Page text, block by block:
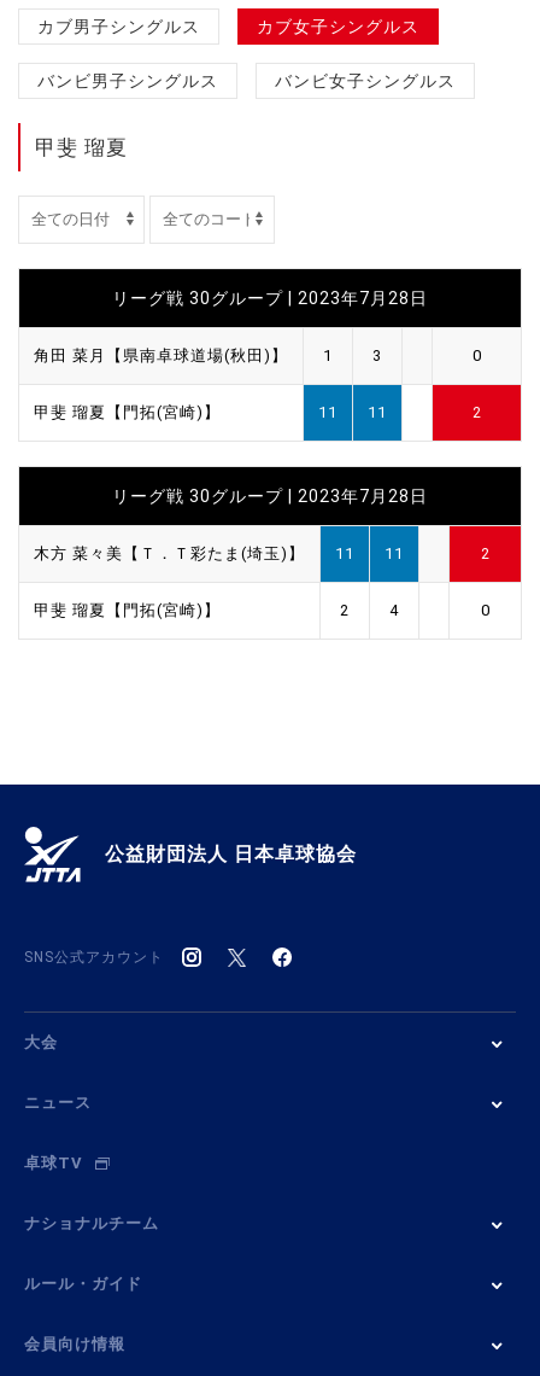
カブ男子シングルス カブ女子シングルス
バンビ男子シングルス バンビ女子シングルス
甲斐 瑠夏
リーグ戦 30グループ | 2023年7月28日
角田 菜月【県南卓球道場(秋田)】 1 3 0
甲斐 瑠夏【門拓(宮崎)】 11 11 2
リーグ戦 30グループ | 2023年7月28日
木方 菜々美【Ｔ．Ｔ彩たま(埼玉)】 11 11 2
甲斐 瑠夏【門拓(宮崎)】 2 4 0
公益財団法人 日本卓球協会
SNS公式アカウント
大会
ニュース
卓球TV
ナショナルチーム
ルール・ガイド
会員向け情報